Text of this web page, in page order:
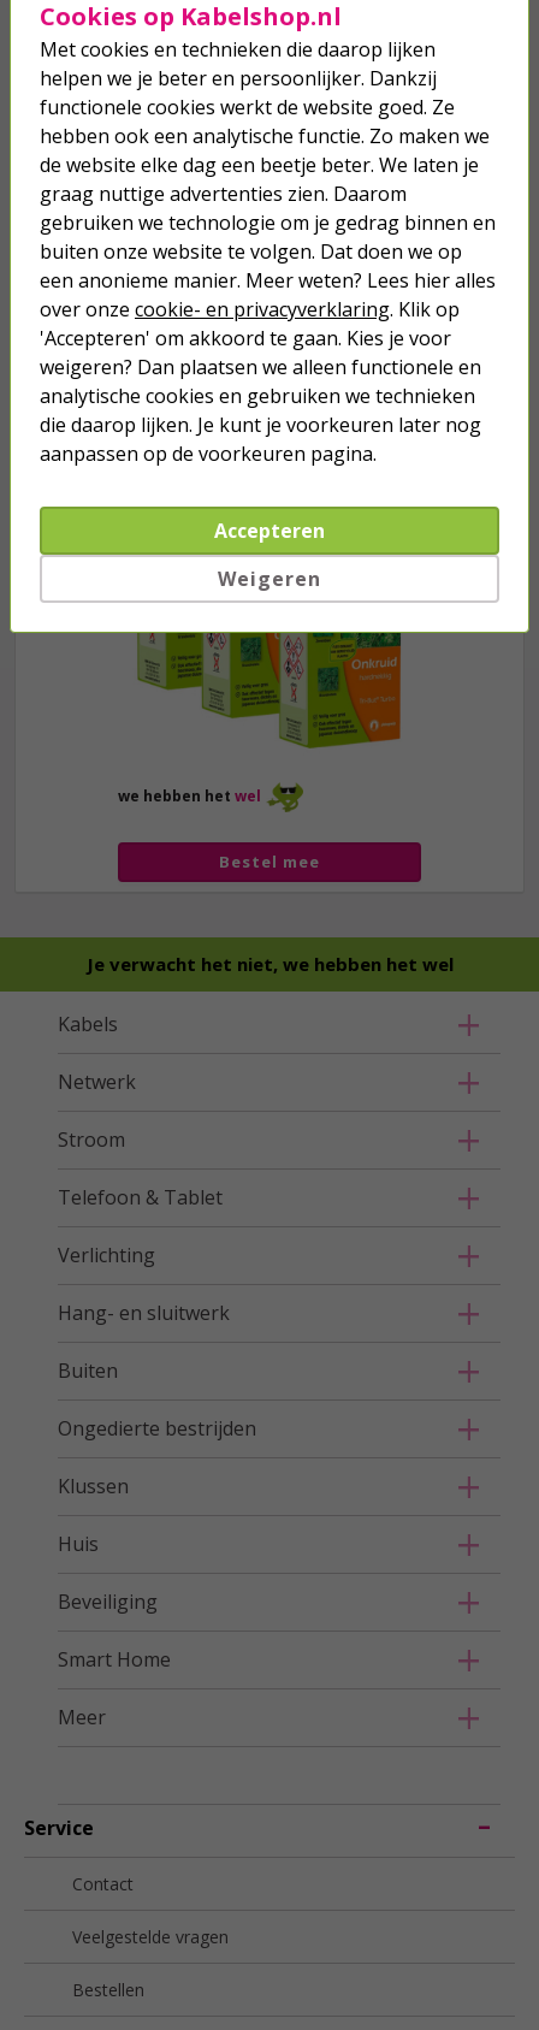
Je verwacht het niet
Turbo onkruidverdelger (Concentraat,
3x 100ml) | Ook voor je gazon!
40,
89
we hebben het wel
Bestel mee
Mierenpoeder | Protect Garden |
Fastion | 250 gram (Buiten)
14,25
Slakkenkorrels | BSI | 200 m² | 1 kg
(Biologisch)
14,95
Je verwacht het niet, we hebben het wel
Kabels
Netwerk
Stroom
Telefoon & Tablet
Verlichting
Hang- en sluitwerk
Buiten
Ongedierte bestrijden
Klussen
Huis
Beveiliging
Smart Home
Meer
Service
Contact
Veelgestelde vragen
Bestellen
Cookies op Kabelshop.nl
Met cookies en technieken die daarop lijken
helpen we je beter en persoonlijker. Dankzij
functionele cookies werkt de website goed. Ze
hebben ook een analytische functie. Zo maken we
de website elke dag een beetje beter. We laten je
graag nuttige advertenties zien. Daarom
gebruiken we technologie om je gedrag binnen en
buiten onze website te volgen. Dat doen we op
een anonieme manier. Meer weten? Lees hier alles
over onze cookie- en privacyverklaring. Klik op
'Accepteren' om akkoord te gaan. Kies je voor
weigeren? Dan plaatsen we alleen functionele en
analytische cookies en gebruiken we technieken
die daarop lijken. Je kunt je voorkeuren later nog
aanpassen op de voorkeuren pagina.
Accepteren
Weigeren